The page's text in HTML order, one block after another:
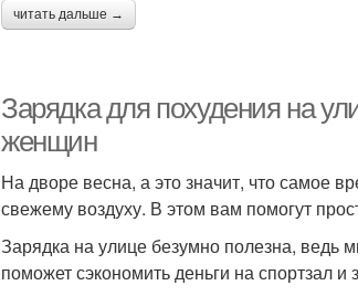
читать дальше →
Зарядка для похудения на
женщин
На дворе весна, а это значит, что самое
свежему воздуху. В этом вам помогут
Зарядка на улице безумно полезна, ведь
поможет сэкономить деньги на спортзал